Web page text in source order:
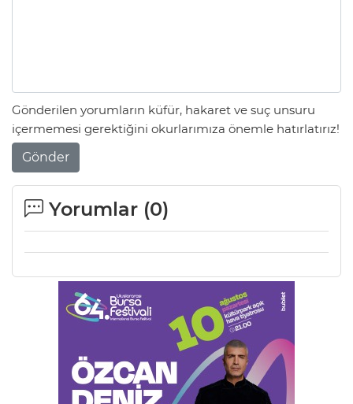
Gönderilen yorumların küfür, hakaret ve suç unsuru
içermemesi gerektiğini okurlarımıza önemle hatırlatırız!
Gönder
Yorumlar (0)